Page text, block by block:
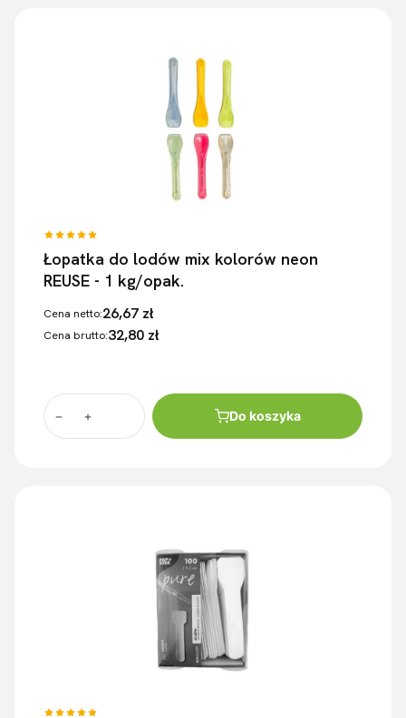
Łopatka do lodów mix kolorów neon
REUSE - 1 kg/opak.
Cena netto:26,67 zł
Cena brutto:32,80 zł
Do koszyka